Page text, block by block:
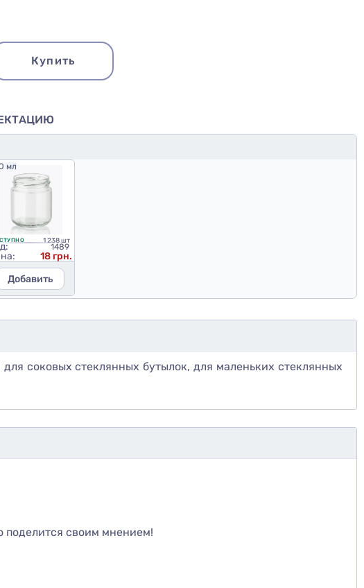
Купить
мл
1 238 шт
1489
18 грн.
Добавить
соковых стеклянных бутылок, для маленьких стеклянных
поделится своим мнением!